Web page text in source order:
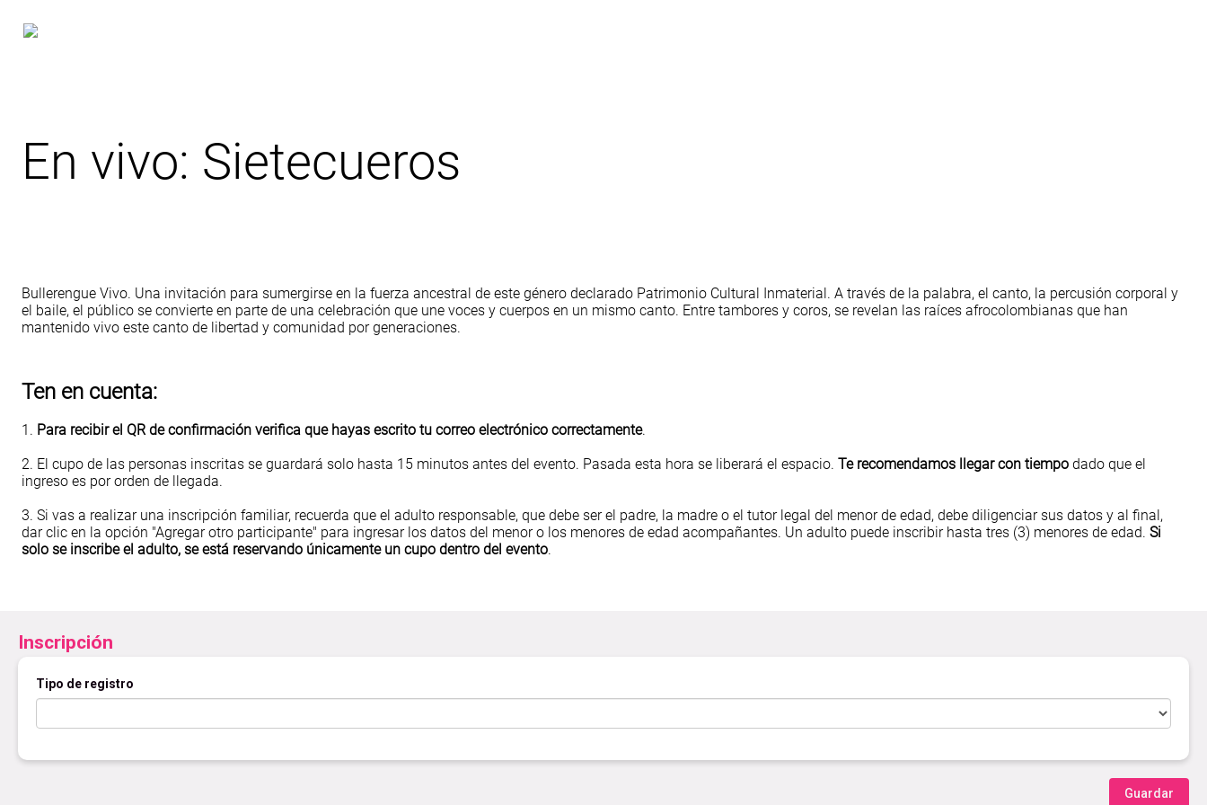
En vivo: Sietecueros
Bullerengue Vivo. Una invitación para sumergirse en la fuerza ancestral de este género declarado Patrimonio Cultural Inmaterial. A través de la palabra, el canto, la percusión corporal y
el baile, el público se convierte en parte de una celebración que une voces y cuerpos en un mismo canto. Entre tambores y coros, se revelan las raíces afrocolombianas que han
mantenido vivo este canto de libertad y comunidad por generaciones.
Ten en cuenta:
1. Para recibir el QR de confirmación verifica que hayas escrito tu correo electrónico correctamente.
2. El cupo de las personas inscritas se guardará solo hasta 15 minutos antes del evento. Pasada esta hora se liberará el espacio. Te recomendamos llegar con tiempo dado que el
ingreso es por orden de llegada.
3. Si vas a realizar una inscripción familiar, recuerda que el adulto responsable, que debe ser el padre, la madre o el tutor legal del menor de edad, debe diligenciar sus datos y al final,
dar clic en la opción "Agregar otro participante" para ingresar los datos del menor o los menores de edad acompañantes. Un adulto puede inscribir hasta tres (3) menores de edad. Si
solo se inscribe el adulto, se está reservando únicamente un cupo dentro del evento.